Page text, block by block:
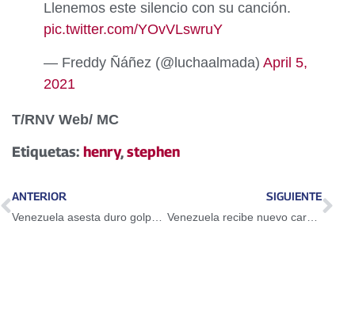
Llenemos este silencio con su canción.
pic.twitter.com/YOvVLswruY
— Freddy Ñáñez (@luchaalmada) April 5,
2021
T/RNV Web/ MC
Etiquetas: henry,stephen
ANTERIOR
Venezuela asesta duro golpe al narcotráfico con aprehensión de alias Chiche Smith
SIGUIENTE
Venezuela recibe nuevo cargamento de equipos y medicamentos